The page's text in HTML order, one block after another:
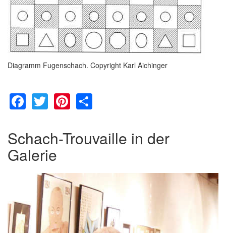
Diagramm Fugenschach. Copyright Karl Aichinger
Facebook
TwitterPinterest
Schach-Trouvaille in der
Galerie